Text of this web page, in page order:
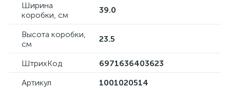
Ширина
коробки, см
39.0
Высота коробки,
см
23.5
ШтрихКод
6971636403623
Артикул
1001020514